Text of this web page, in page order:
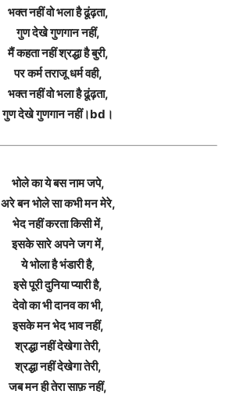
भक्त नहीं वो भला है ढूंढ़ता,
गुण देखे गुणगान नहीं,
मैं कहता नहीं श्रद्धा है बुरी,
पर कर्म तराजू धर्म वही,
भक्त नहीं वो भला है ढूंढ़ता,
गुण देखे गुणगान नहीं।bd।
भोले का ये बस नाम जपे,
अरे बन भोले सा कभी मन मेरे,
भेद नहीं करता किसी में,
इसके सारे अपने जग में,
ये भोला है भंडारी है,
इसे पूरी दुनिया प्यारी है,
देवो का भी दानव का भी,
इसके मन भेद भाव नहीं,
श्रद्धा नहीं देखेगा तेरी,
श्रद्धा नहीं देखेगा तेरी,
जब मन ही तेरा साफ़ नहीं,